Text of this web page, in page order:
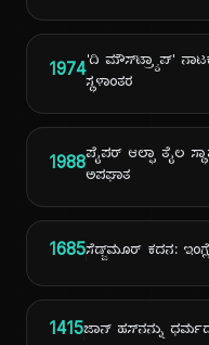
1974'ದಿ ಮೌಸ್‌ಟ್ರ್ಯಾಪ್'
ಸ್ಥಳಾಂತರ
1988ಪೈಪರ್ ಆಲ್ಫಾ ತೈಲ
ಅಪಘಾತ
1685ಸೆಡ್ಜ್‌ಮೂರ್ ಕದನ:
1415ಜಾನ್ ಹಸ್‌ನನ್ನು